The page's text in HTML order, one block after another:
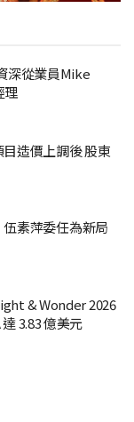
深從業員Mike
理
造價上調後 股東
素萍委任為新局
& Wonder 2026
3.83 億美元